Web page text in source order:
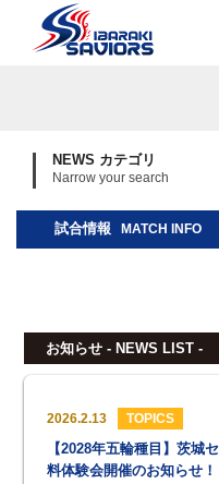
NEWS カテゴリ
Narrow your search
試合情報 MATCH INFO
お知らせ - NEWS LIST -
2026.2.13 TOPICS
【2028年五輪種目】茨城
料体験会開催のお知らせ！